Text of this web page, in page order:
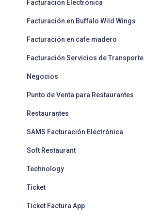
Facturación Electrónica
Facturación en Buffalo Wild Wings
Facturación en cafe madero
Facturación Servicios de Transporte
Negocios
Punto de Venta para Restaurantes
Restaurantes
SAMS Facturación Electrónica
Soft Restaurant
Technology
Ticket
Ticket Factura App